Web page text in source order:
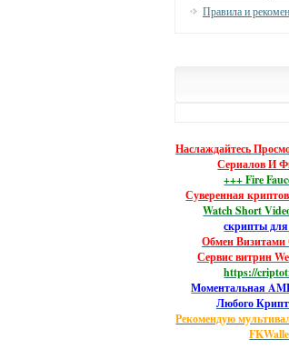
Правила и
Наслаждайтесь
Сериалов И
+++ Fire
Суверенная
Watch Short
скрипты для
Обмен
Сервис витрин
https://
Моментальная
Любого
Рекомендую